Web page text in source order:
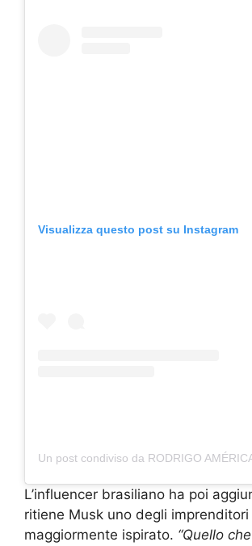
Visualizza questo post su Instagram
L’influencer brasiliano ha poi
ritiene Musk uno degli imprenditori
maggiormente ispirato. “Quello